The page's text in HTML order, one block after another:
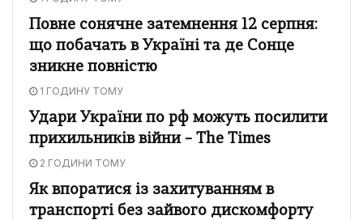
Повне сонячне затемнення 12 серпня:
що побачать в Україні та де Сонце
зникне повністю
1 ГОДИНУ ТОМУ
Удари України по рф можуть посилити
прихильників війни – The Times
2 ГОДИНИ ТОМУ
Як впоратися із захитуванням в
транспорті без зайвого дискомфорту